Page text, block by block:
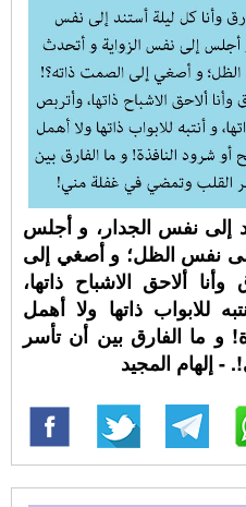
إلى نفس الجدار، و أجلس
نفس الظل؛ و أصغي إلى
ألاحق الاشباح ذاتها،
للابواب ذاتها ولا أهمل
و ما الفارق بين أن تأسر
إلهام المجيد